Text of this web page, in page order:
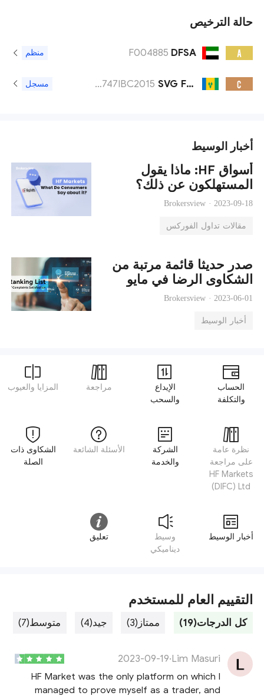
حالة الترخيص
A
DFSA
F004885 منظم
C
SVG FSA
22747IBC2015 مسجل
أخبار الوسيط
أسواق HF: ماذا يقول
المستهلكون عن ذلك؟
Brokersview · 2023-09-18
مقالات تداول الفوركس
صدر حديثا قائمة مرتبة من
الشكاوى الرضا في مايو
Brokersview · 2023-06-01
أخبار الوسيط
الحساب
والتكلفة
الإيداع
والسحب
مراجعة المزايا والعيوب
نظرة عامة
على مراجعة
HF Markets
(DIFC) Ltd
الشركة
والخدمة
الأسئلة الشائعة
الشكاوى ذات
الصلة
أخبار الوسيط
وسيط
ديناميكي
تعليق
التقييم العام للمستخدم
كل الدرجات(19) ممتاز(3) جيد(4) متوسط(7)
Lim Masuri
·
2023-09-19
HF Market was the only platform on which I
managed to prove myself as a trader, and